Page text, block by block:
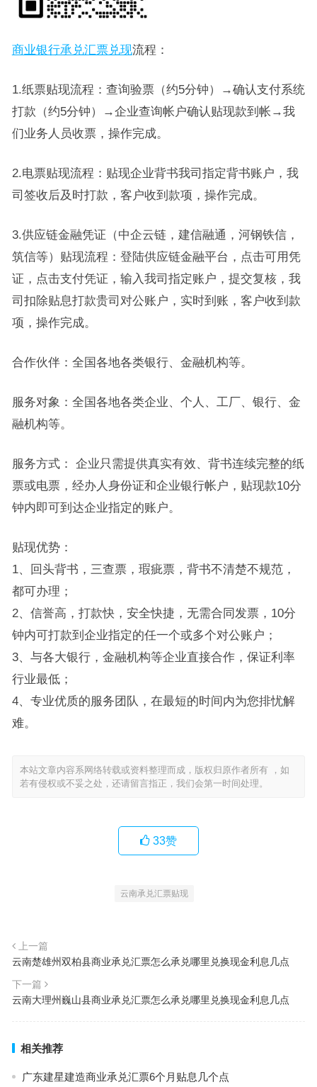
商业银行承兑汇票兑现流程：
1.纸票贴现流程：查询验票（约5分钟）→确认支付系统
打款（约5分钟）→企业查询帐户确认贴现款到帐→我
们业务人员收票，操作完成。
2.电票贴现流程：贴现企业背书我司指定背书账户，我
司签收后及时打款，客户收到款项，操作完成。
3.供应链金融凭证（中企云链，建信融通，河钢铁信，
筑信等）贴现流程：登陆供应链金融平台，点击可用凭
证，点击支付凭证，输入我司指定账户，提交复核，我
司扣除贴息打款贵司对公账户，实时到账，客户收到款
项，操作完成。
合作伙伴：全国各地各类银行、金融机构等。
服务对象：全国各地各类企业、个人、工厂、银行、金
融机构等。
服务方式： 企业只需提供真实有效、背书连续完整的纸
票或电票，经办人身份证和企业银行帐户，贴现款10分
钟内即可到达企业指定的账户。
贴现优势：
1、回头背书，三查票，瑕疵票，背书不清楚不规范，
都可办理；
2、信誉高，打款快，安全快捷，无需合同发票，10分
钟内可打款到企业指定的任一个或多个对公账户；
3、与各大银行，金融机构等企业直接合作，保证利率
行业最低；
4、专业优质的服务团队，在最短的时间内为您排忧解
难。
本站文章内容系网络转载或资料整理而成，版权归原作者所有 ，如
若有侵权或不妥之处，还请留言指正，我们会第一时间处理。
33赞
云南承兑汇票贴现
上一篇
云南楚雄州双柏县商业承兑汇票怎么承兑哪里兑换现金利息几点
下一篇
云南大理州巍山县商业承兑汇票怎么承兑哪里兑换现金利息几点
相关推荐
广东建星建造商业承兑汇票6个月贴息几个点